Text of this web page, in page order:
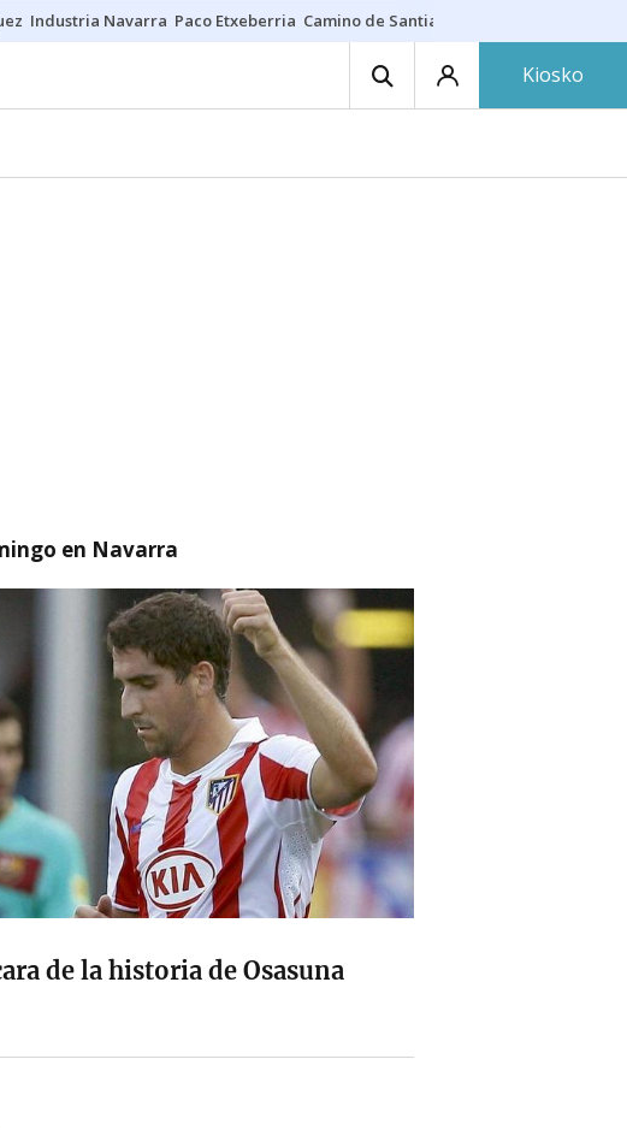
Industria Navarra Paco Etxeberria Camino de Santiago
Kiosko
en Navarra
de la historia de Osasuna